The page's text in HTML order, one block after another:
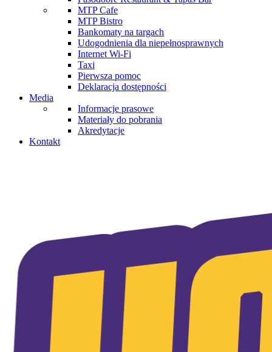
MTP Cafe
MTP Bistro
Bankomaty na targach
Udogodnienia dla niepełnosprawnych
Internet Wi-Fi
Taxi
Pierwsza pomoc
Deklaracja dostępności
Media
Informacje prasowe
Materiały do pobrania
Akredytacje
Kontakt